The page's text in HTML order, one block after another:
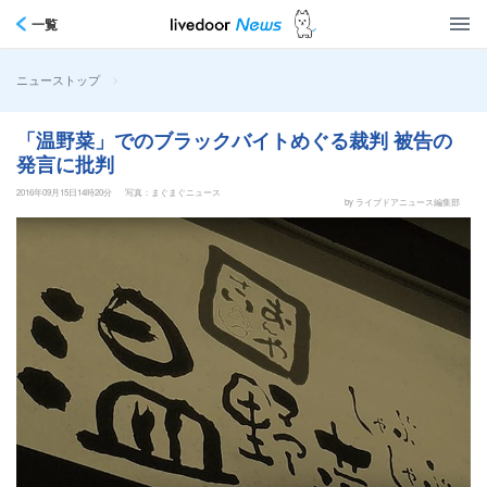
一覧
ニューストップ >
「温野菜」でのブラックバイトめぐる裁判 被告の
発言に批判
2016年09月15日14時20分
写真：まぐまぐニュース
by ライブドアニュース編集部